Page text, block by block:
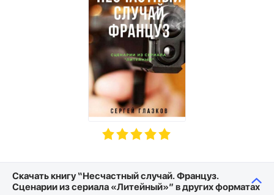
Скачать книгу “Несчастный случай. Француз.
Сценарии из сериала «Литейный»” в других форматах